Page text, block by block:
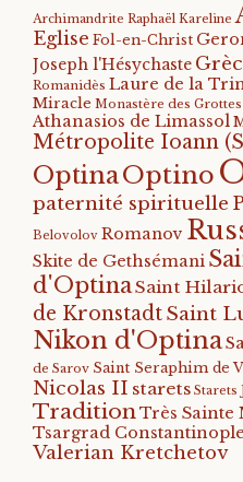
Archimandrite Raphaël Kareline
Eglise Fol-en-Christ
Joseph l'Hésychaste
Romanidès Laure de la
Miracle Monastère des
Athanasios de Limassol
Métropolite Ioann
OptinaOptino
paternité spirituelle
Belovolov Romanov
Skite de Gethsémani
d'OptinaSaint
de KronstadtSaint
Nikon d'Optina
de Sarov Saint Seraphim de
Nicolas II starets Starets
TraditionTrès Sainte
Tsargrad
Valerian Kretchetov